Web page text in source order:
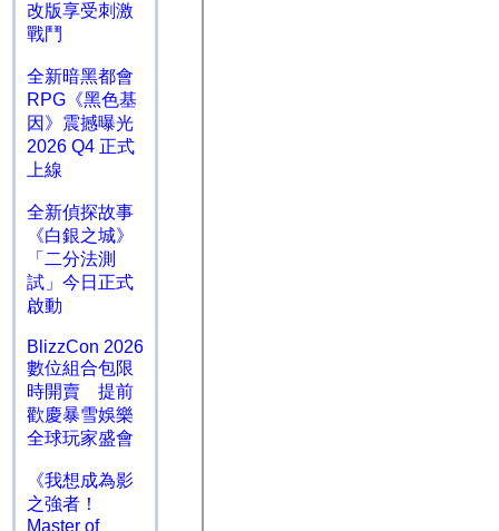
改版享受刺激
戰鬥
全新暗黑都會
RPG《黑色基
因》震撼曝光
2026 Q4 正式
上線
全新偵探故事
《白銀之城》
「二分法測
試」今日正式
啟動
BlizzCon 2026
數位組合包限
時開賣 提前
歡慶暴雪娛樂
全球玩家盛會
《我想成為影
之強者！
Master of